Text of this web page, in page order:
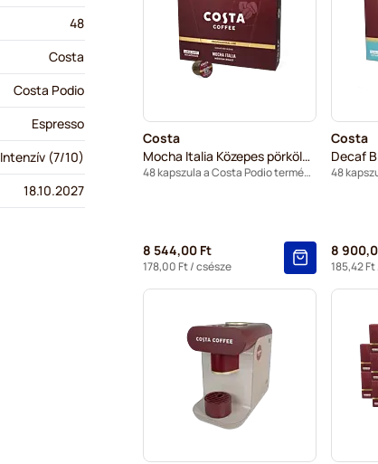
Costa
Mocha Italia Közepes pörkölés (Nagy Csésze)
48 kapszula a Costa Podio termékhez
8 544,00 Ft
178,00 Ft/ csésze
Costa
Decaf
8
185,42 Ft
48
Costa
Costa Podio
Espresso
Intenzív (7/10)
18.10.2027